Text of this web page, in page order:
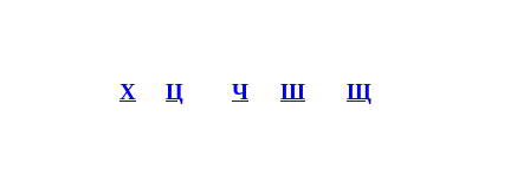
Х Ц Ч Ш Щ